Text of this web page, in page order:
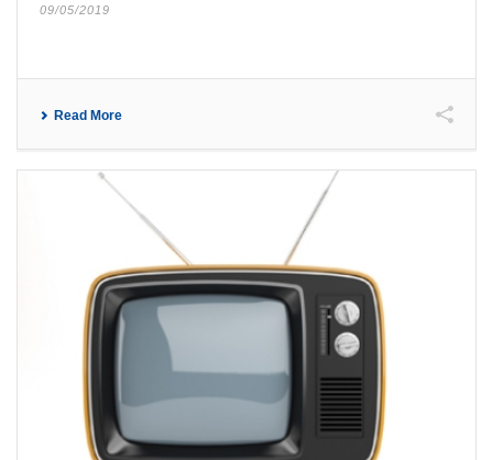
09/05/2019
Read More